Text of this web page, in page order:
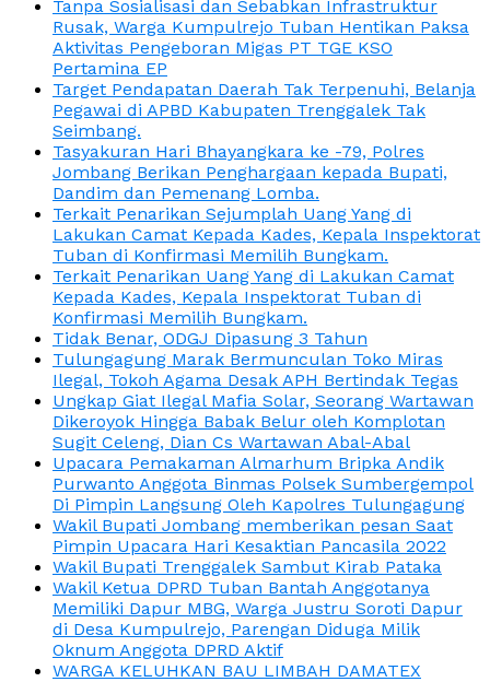
Tanpa Sosialisasi dan Sebabkan Infrastruktur
Rusak, Warga Kumpulrejo Tuban Hentikan Paksa
Aktivitas Pengeboran Migas PT TGE KSO
Pertamina EP
Target Pendapatan Daerah Tak Terpenuhi, Belanja
Pegawai di APBD Kabupaten Trenggalek Tak
Seimbang.
Tasyakuran Hari Bhayangkara ke -79, Polres
Jombang Berikan Penghargaan kepada Bupati,
Dandim dan Pemenang Lomba.
Terkait Penarikan Sejumplah Uang Yang di
Lakukan Camat Kepada Kades, Kepala Inspektorat
Tuban di Konfirmasi Memilih Bungkam.
Terkait Penarikan Uang Yang di Lakukan Camat
Kepada Kades, Kepala Inspektorat Tuban di
Konfirmasi Memilih Bungkam.
Tidak Benar, ODGJ Dipasung 3 Tahun
Tulungagung Marak Bermunculan Toko Miras
Ilegal, Tokoh Agama Desak APH Bertindak Tegas
Ungkap Giat Ilegal Mafia Solar, Seorang Wartawan
Dikeroyok Hingga Babak Belur oleh Komplotan
Sugit Celeng, Dian Cs Wartawan Abal-Abal
Upacara Pemakaman Almarhum Bripka Andik
Purwanto Anggota Binmas Polsek Sumbergempol
Di Pimpin Langsung Oleh Kapolres Tulungagung
Wakil Bupati Jombang memberikan pesan Saat
Pimpin Upacara Hari Kesaktian Pancasila 2022
Wakil Bupati Trenggalek Sambut Kirab Pataka
Wakil Ketua DPRD Tuban Bantah Anggotanya
Memiliki Dapur MBG, Warga Justru Soroti Dapur
di Desa Kumpulrejo, Parengan Diduga Milik
Oknum Anggota DPRD Aktif
WARGA KELUHKAN BAU LIMBAH DAMATEX